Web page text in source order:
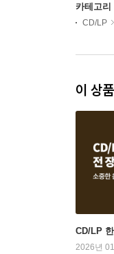
카테고리
CD/LP
이 상
CD/LP
2026년